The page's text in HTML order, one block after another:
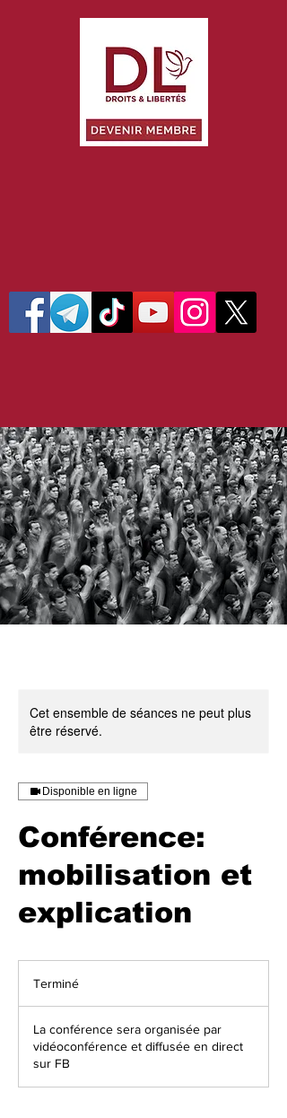
Cet ensemble de séances ne peut plus
être réservé.
Disponible en ligne
Conférence:
mobilisation et
explication
Terminé
m
i
é
La conférence sera organisée par
vidéoconférence et diffusée en direct
sur FB